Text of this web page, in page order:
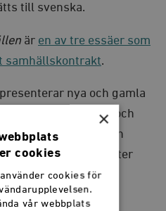
till svenska.
är en av tre essäer som
samhällskontrakt.
nya och gamla
samhället och
vi tror bidrar till en
svenska originaltexter
×
cookies
cookies för
vår webbplats